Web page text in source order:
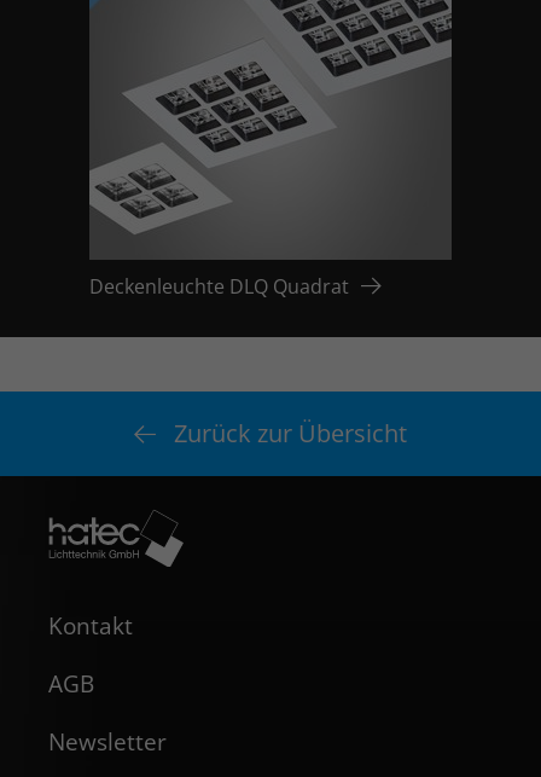
Deckenleuchte DLQ Quadrat
Zurück zur Übersicht
Kontakt
AGB
Newsletter